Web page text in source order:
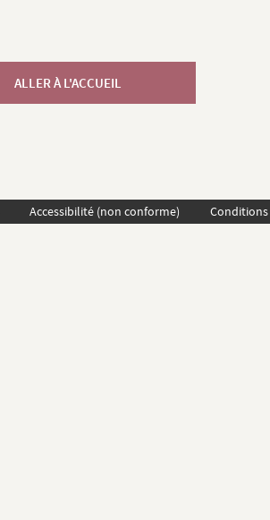
ALLER À L'ACCUEIL
Accessibilité (non conforme)